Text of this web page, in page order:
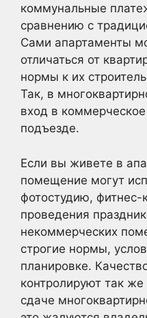
коммунальные
сравнению с
Сами апартаменты
отличаться от
нормы к их
Так, в
вход в
подъезде.
Если вы живете в
помещение могут
фотостудию, фитнес-
проведения
некоммерческих
строгие нормы,
планировке.
контролируют так же
сдаче